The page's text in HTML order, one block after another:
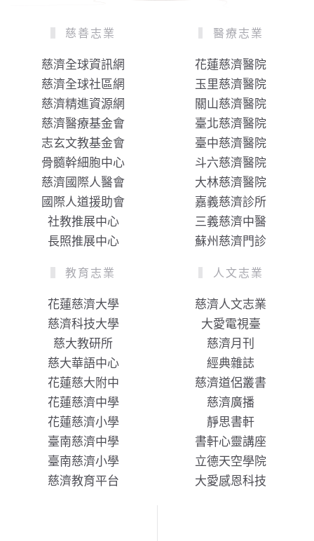
慈善志業
慈濟全球資訊網
慈濟全球社區網
慈濟精進資源網
慈濟醫療基金會
志玄文教基金會
骨髓幹細胞中心
慈濟國際人醫會
國際人道援助會
社教推展中心
長照推展中心
醫療志業
花蓮慈濟醫院
玉里慈濟醫院
關山慈濟醫院
臺北慈濟醫院
臺中慈濟醫院
斗六慈濟醫院
大林慈濟醫院
嘉義慈濟診所
三義慈濟中醫
蘇州慈濟門診
教育志業
花蓮慈濟大學
慈濟科技大學
慈大教研所
慈大華語中心
花蓮慈大附中
花蓮慈濟中學
花蓮慈濟小學
臺南慈濟中學
臺南慈濟小學
慈濟教育平台
人文志業
慈濟人文志業
大愛電視臺
慈濟月刊
經典雜誌
慈濟道侶叢書
慈濟廣播
靜思書軒
書軒心靈講座
立德天空學院
大愛感恩科技